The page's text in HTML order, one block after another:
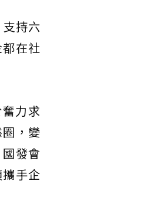
持六
在社
力求
，變
發會
手企